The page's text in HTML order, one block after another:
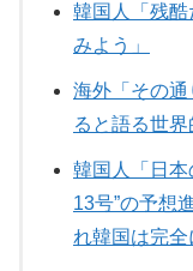
韓国人「残
みよう」
海外「その
ると語る世
韓国人「日本
13号”の予想
れ韓国は完全